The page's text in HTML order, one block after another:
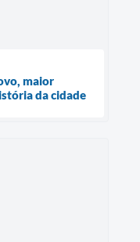
maior
da cidade